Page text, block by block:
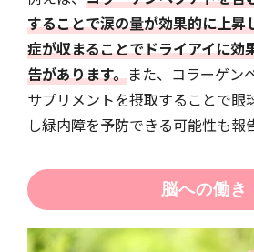
することで涙の量が効果的に上昇
症が収まることでドライアイに効
告があります。また、コラーゲン
サプリメントを摂取することで眼
し緑内障を予防できる可能性も報
脳への働き